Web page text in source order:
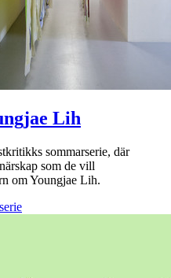
Lih
sommarserie, där
som de vill
om Youngjae Lih.